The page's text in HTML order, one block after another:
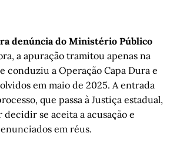
denúncia do Ministério Público
a apuração tramitou apenas na
conduziu a Operação Capa Dura e
em maio de 2025. A entrada
que passa à Justiça estadual,
decidir se aceita a acusação e
em réus.